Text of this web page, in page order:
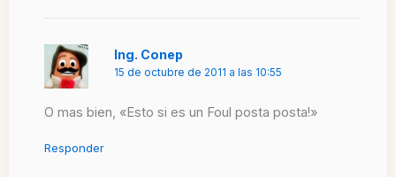
Ing. Conep
15 de octubre de 2011 a las 10:55
O mas bien, «Esto si es un Foul posta posta!»
Responder